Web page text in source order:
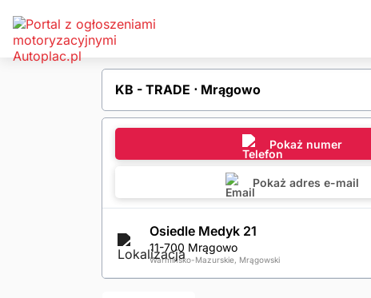
KB - TRADE ⋅ Mrągowo
Pokaż numer
Pokaż adres e-mail
Osiedle Medyk 21
11-700 Mrągowo
Warmińsko-Mazurskie, Mrągowski